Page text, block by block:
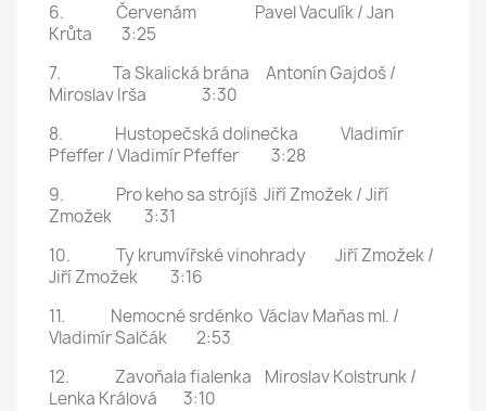
6. Červenám Pavel Vaculík / Jan
Krůta 3:25
7. Ta Skalická brána Antonín Gajdoš /
Miroslav Irša 3:30
8. Hustopečská dolinečka Vladimír
Pfeffer / Vladimír Pfeffer 3:28
9. Pro keho sa strójíš Jiří Zmožek / Jiří
Zmožek 3:31
10. Ty krumvířské vinohrady Jiří Zmožek /
Jiří Zmožek 3:16
11. Nemocné srdénko Václav Maňas ml. /
Vladimír Salčák 2:53
12. Zavoňala fialenka Miroslav Kolstrunk /
Lenka Králová 3:10